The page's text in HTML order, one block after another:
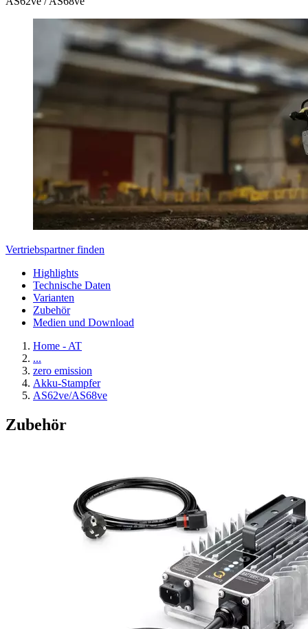
Vertriebspartner finden
Highlights
Technische Daten
Varianten
Zubehör
Medien und Download
Home - AT
...
zero emission
Akku-Stampfer
AS62ve/AS68ve
Zubehör